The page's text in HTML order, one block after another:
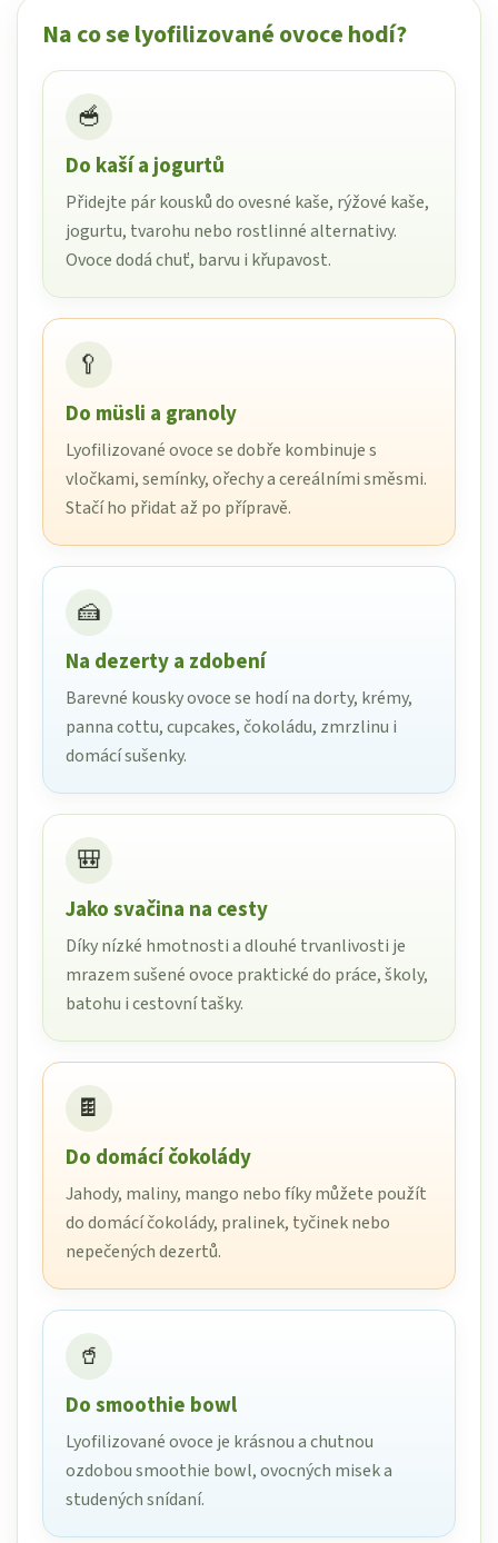
Na co se lyofilizované ovoce hodí?
🥣
Do kaší a jogurtů
Přidejte pár kousků do ovesné kaše, rýžové kaše,
jogurtu, tvarohu nebo rostlinné alternativy.
Ovoce dodá chuť, barvu i křupavost.
🥄
Do müsli a granoly
Lyofilizované ovoce se dobře kombinuje s
vločkami, semínky, ořechy a cereálními směsmi.
Stačí ho přidat až po přípravě.
🍰
Na dezerty a zdobení
Barevné kousky ovoce se hodí na dorty, krémy,
panna cottu, cupcakes, čokoládu, zmrzlinu i
domácí sušenky.
🎒
Jako svačina na cesty
Díky nízké hmotnosti a dlouhé trvanlivosti je
mrazem sušené ovoce praktické do práce, školy,
batohu i cestovní tašky.
🍫
Do domácí čokolády
Jahody, maliny, mango nebo fíky můžete použít
do domácí čokolády, pralinek, tyčinek nebo
nepečených dezertů.
🥤
Do smoothie bowl
Lyofilizované ovoce je krásnou a chutnou
ozdobou smoothie bowl, ovocných misek a
studených snídaní.